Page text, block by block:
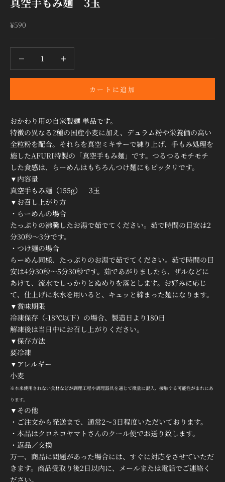
セール価格
¥590
カートに追加
おかわり用の自家製麺 単品です。
特徴の異なる2種の国産小麦に加え、デュラム粉や栄養価の高い
全粒粉を配合。それらを真空ミキサーで練り上げ、手もみ処理を
施したAFURI特製の「真空手もみ麺」です。つるつるモチモチ
した食感は、らーめんはもちろんつけ麺にもピッタリです。
▼内容量
真空手もみ麺（155g） 3玉
▼お召し上がり方
・らーめんの場合
たっぷりの沸騰したお湯で茹でてください。茹で時間の目安は2
分30秒～3分です。
・つけ麺の場合
らーめん同様、たっぷりのお湯で茹でてください。茹で時間の目
安は4分30秒～5分30秒です。茹であがりましたら、ザルなどに
あけて、流水でしっかりとぬめりを落とします。お好みに応じ
て、仕上げに氷水を用いると、キュッと締まった麺になります。
▼賞味期限
冷凍保存（-18℃以下）の場合、製造日より180日
解凍後は当日中にお召し上がりください。
▼保存方法
要冷凍
▼アレルギー
小麦
※本来使用されない食材などが調理工程や調理器具を通じて微量に混入、接触する可能性がまれにあ
ります。
▼その他
・ご注文から発送まで、通常2～3日程度いただいております。
・本品はクロネコヤマトさんのクール便でお送り致します。
・返品／交換
万一、商品に問題があった場合には、すぐに対応をさせていただ
きます。商品受取り後2日以内に、メールまたは電話でご連絡く
ださい。